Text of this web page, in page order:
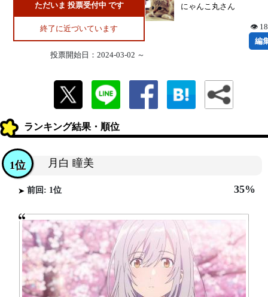
ただいま 投票受付中 です
終了に近づいています
投票開始日：2024-03-02 ～
にゃんこ丸さん
👁
編
ランキング結果・順位
月白 瞳美
1位
前回: 1位 35%